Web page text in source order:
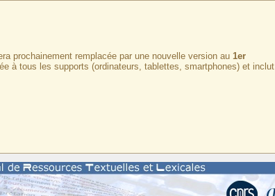
prochainement remplacée par une nouvelle version au 1er
à tous les supports (ordinateurs, tablettes, smartphones) et inclut